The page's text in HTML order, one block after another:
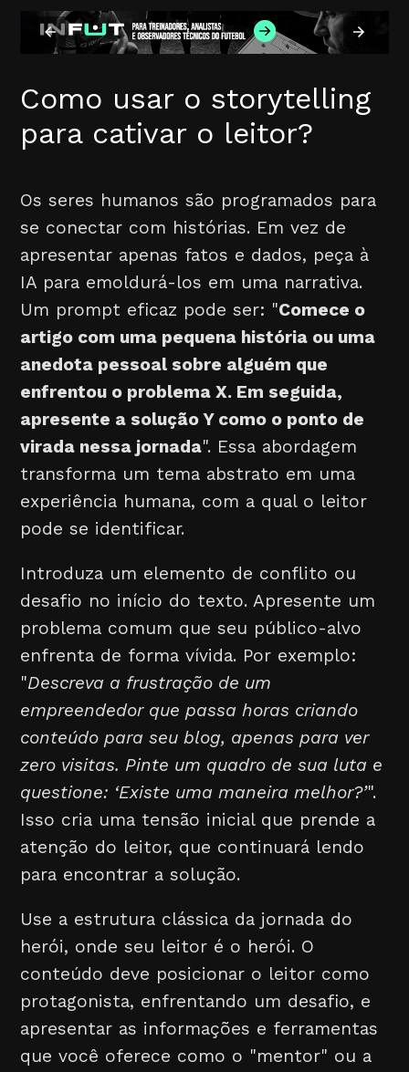
Como usar o storytelling
para cativar o leitor?
Os seres humanos são programados para
se conectar com histórias. Em vez de
apresentar apenas fatos e dados, peça à
IA para emoldurá-los em uma narrativa.
Um prompt eficaz pode ser: "Comece o
artigo com uma pequena história ou uma
anedota pessoal sobre alguém que
enfrentou o problema X. Em seguida,
apresente a solução Y como o ponto de
virada nessa jornada". Essa abordagem
transforma um tema abstrato em uma
experiência humana, com a qual o leitor
pode se identificar.
Introduza um elemento de conflito ou
desafio no início do texto. Apresente um
problema comum que seu público-alvo
enfrenta de forma vívida. Por exemplo:
"Descreva a frustração de um
empreendedor que passa horas criando
conteúdo para seu blog, apenas para ver
zero visitas. Pinte um quadro de sua luta e
questione: ‘Existe uma maneira melhor?’".
Isso cria uma tensão inicial que prende a
atenção do leitor, que continuará lendo
para encontrar a solução.
Use a estrutura clássica da jornada do
herói, onde seu leitor é o herói. O
conteúdo deve posicionar o leitor como
protagonista, enfrentando um desafio, e
apresentar as informações e ferramentas
que você oferece como o "mentor" ou a